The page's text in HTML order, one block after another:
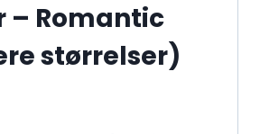
– Romantic
størrelser)